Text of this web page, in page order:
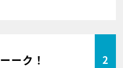
ーク！ 2